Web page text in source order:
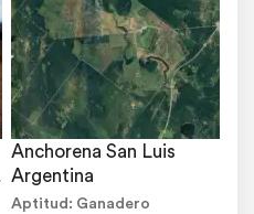
Anchorena San Luis
Argentina
Aptitud: Ganadero